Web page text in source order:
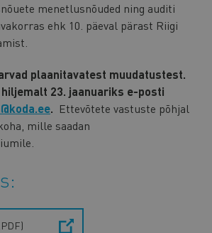
menetlusnõuded ning auditi
ehk 10. päeval pärast Riigi
plaanitavatest muudatustest.
23. jaanuariks e-posti
. Ettevõtete vastuste põhjal
mille saadan